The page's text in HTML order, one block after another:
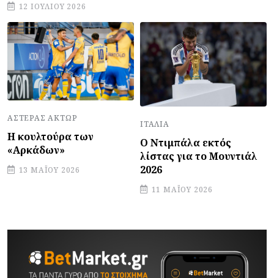
12 ΙΟΥΛΊΟΥ 2026
ΑΣΤΈΡΑΣ ΆΚΤΩΡ
Η κουλτούρα των
«Αρκάδων»
13 ΜΑΪ́ΟΥ 2026
ΙΤΑΛΊΑ
Ο Ντιμπάλα εκτός
λίστας για το Μουντιάλ
2026
11 ΜΑΪ́ΟΥ 2026